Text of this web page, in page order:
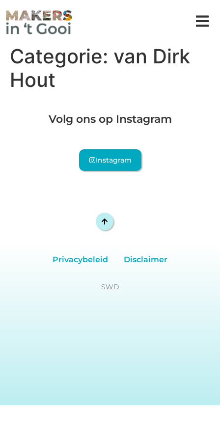
Categorie: van Dirk
Hout
Volg ons op Instagram
Instagram
Privacybeleid Disclaimer
SWD